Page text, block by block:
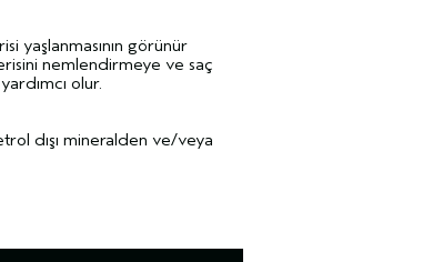
yaşlanmasının görünür
nemlendirmeye ve saç
olur.
dışı mineralden ve/veya